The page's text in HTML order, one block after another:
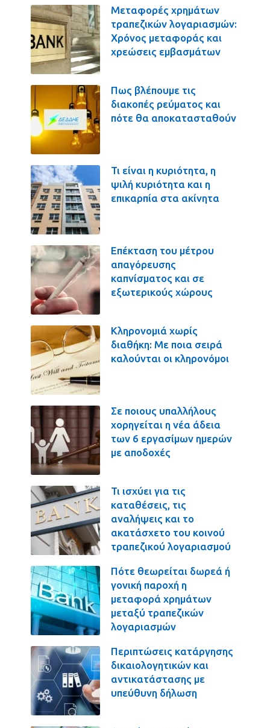
Μεταφορές χρημάτων
τραπεζικών λογαριασμών:
Χρόνος μεταφοράς και
χρεώσεις εμβασμάτων
Πως βλέπουμε τις
διακοπές ρεύματος και
πότε θα αποκατασταθούν
Τι είναι η κυριότητα, η
ψιλή κυριότητα και η
επικαρπία στα ακίνητα
Επέκταση του μέτρου
απαγόρευσης
καπνίσματος και σε
εξωτερικούς χώρους
Κληρονομιά χωρίς
διαθήκη: Με ποια σειρά
καλούνται οι κληρονόμοι
Σε ποιους υπαλλήλους
χορηγείται η νέα άδεια
των 6 εργασίμων ημερών
με αποδοχές
Τι ισχύει για τις
καταθέσεις, τις
αναλήψεις και το
ακατάσχετο του κοινού
τραπεζικού λογαριασμού
Πότε θεωρείται δωρεά ή
γονική παροχή η
μεταφορά χρημάτων
μεταξύ τραπεζικών
λογαριασμών
Περιπτώσεις κατάργησης
δικαιολογητικών και
αντικατάστασης με
υπεύθυνη δήλωση